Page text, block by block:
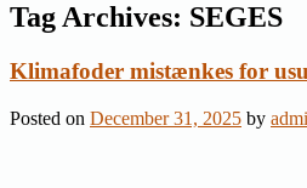
Tag Archives: SEGES
Klimafoder mistænkes for
Posted on December 31, 2025 by